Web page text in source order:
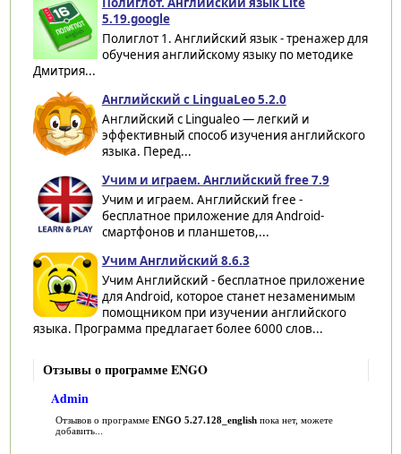
5.19.google
Полиглот 1. Английский язык - тренажер для
обучения английскому языку по методике
Дмитрия...
Английский с LinguaLeo 5.2.0
Английский с Lingualeo — легкий и
эффективный способ изучения английского
языка. Перед...
Учим и играем. Английский free 7.9
Учим и играем. Английский free -
бесплатное приложение для Android-
смартфонов и планшетов,...
Учим Английский 8.6.3
Учим Английский - бесплатное приложение
для Android, которое станет незаменимым
помощником при изучении английского
языка. Программа предлагает более 6000 слов...
Отзывы о программе ENGO
Admin
Отзывов о программе ENGO 5.27.128_englishпока нет, можете
добавить...